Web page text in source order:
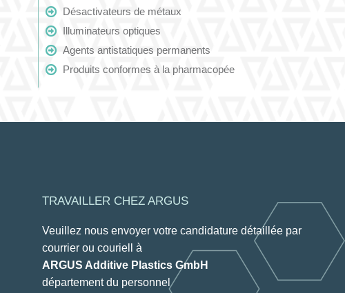
Désactivateurs de métaux
Illuminateurs optiques
Agents antistatiques permanents
Produits conformes à la pharmacopée
TRAVAILLER CHEZ ARGUS
Veuillez nous envoyer votre candidature détaillée par
courrier ou couriell à
ARGUS Additive Plastics GmbH
département du personnel